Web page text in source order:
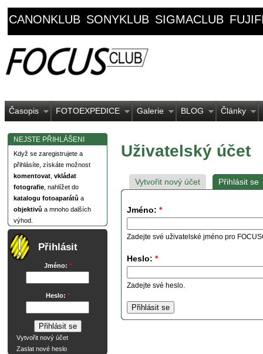
CANONKLUB SONYKLUB SIGMACLUB
Časopis FOTOEXPEDICE Galerie BLOG Články
NEJSTE PŘIHLÁŠENI
Když se zaregistrujete a
přihlásíte, získáte možnost
komentovat vkládat
fotografie , nahlížet do
katalogu fotoaparátů a
objektivů a mnoho dalších
výhod.
Přihlásit
Jméno: *
Heslo: *
Vytvořit nový účet
Zaslat nové heslo
Uživatelský účet
Vytvořit nový účet Přihlásit se
Jméno: *
Zadejte své uživatelské jméno pro
Heslo: *
Zadejte své heslo.